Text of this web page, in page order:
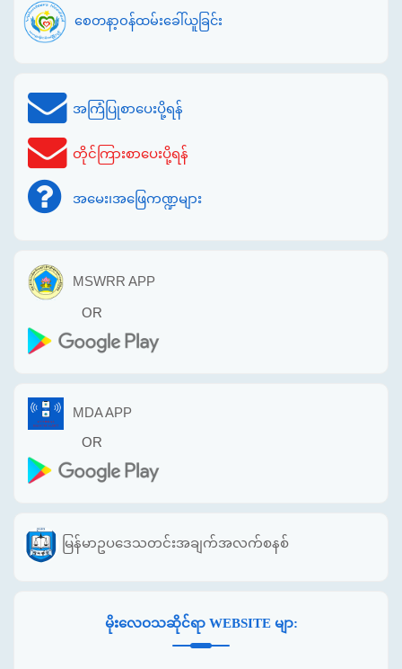
စေတနာ့ဝန်ထမ်းခေါ်ယူခြင်း
အကြံပြုစာပေးပို့ရန်
တိုင်ကြားစာပေးပို့ရန်
အမေး၊အဖြေကဏ္ဍများ
MSWRR APP
OR
MDA APP
OR
မြန်မာဥပဒေသတင်းအချက်အလက်စနစ်
မိုးလေဝသဆိုင်ရာ WEBSITE မျာ: